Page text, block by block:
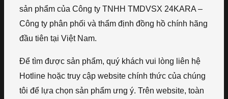
sản phẩm của Công ty TNHH TMDVSX 24KARA –
Công ty phân phối và thẩm định đồng hồ chính hãng
đầu tiên tại Việt Nam.
Để tìm được sản phẩm, quý khách vui lòng liên hệ
Hotline hoặc truy cập website chính thức của chúng
tôi để lựa chọn sản phẩm ưng ý. Trên website, toàn